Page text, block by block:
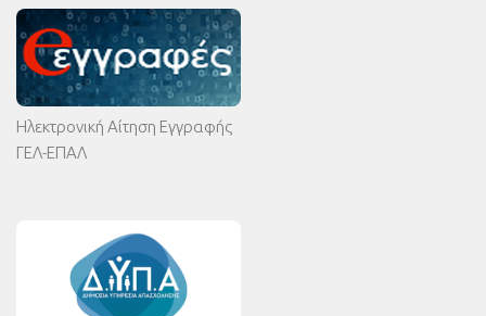
Ηλεκτρονική Αίτηση Εγγραφής
ΓΕΛ-ΕΠΑΛ